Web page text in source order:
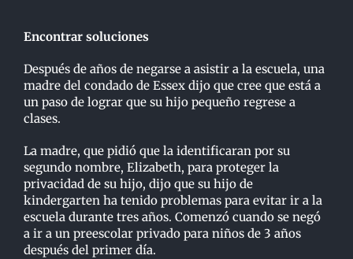
Encontrar soluciones
Después de años de negarse a asistir a la escuela, una
madre del condado de Essex dijo que cree que está a
un paso de lograr que su hijo pequeño regrese a
clases.
La madre, que pidió que la identificaran por su
segundo nombre, Elizabeth, para proteger la
privacidad de su hijo, dijo que su hijo de
kindergarten ha tenido problemas para evitar ir a la
escuela durante tres años. Comenzó cuando se negó
a ir a un preescolar privado para niños de 3 años
después del primer día.